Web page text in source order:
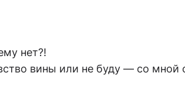
нет?!
вины или не буду — со мной